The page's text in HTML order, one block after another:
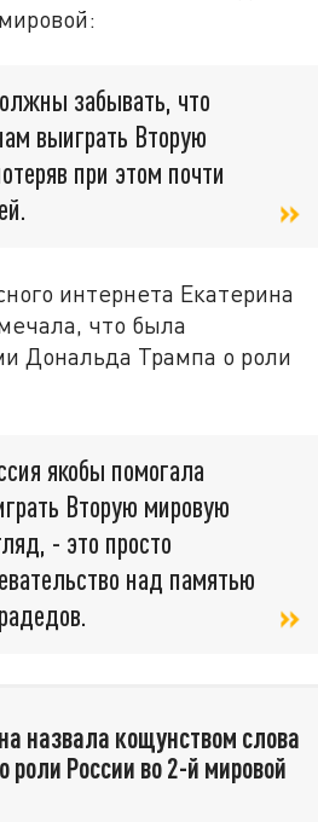
забывать, что
выиграть Вторую
при этом почти
интернета Екатерина
что была
Дональда Трампа о роли
якобы помогала
Вторую мировую
- это просто
над памятью
назвала кощунством слова
роли России во 2-й мировой